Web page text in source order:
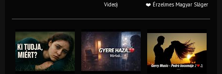
Video)
❤️ Érzelmes Magyar Sláger